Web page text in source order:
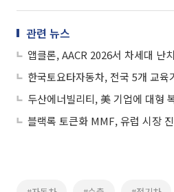
관련 뉴스
한국토요타자동차, 전국 5개 교육
블랙록 토큰화 MMF, 유럽 시장 진